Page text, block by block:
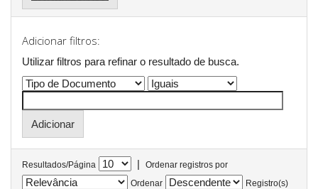
Adicionar filtros:
Utilizar filtros para refinar o resultado de busca.
Resultados/Página |
Ordenar registros por
Ordenar
Registro(s)